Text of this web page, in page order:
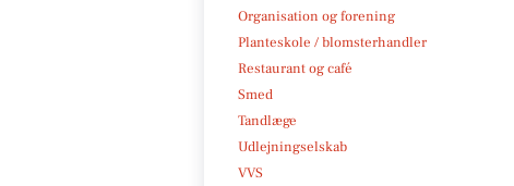
Organisation og forening
Planteskole / blomsterhandler
Restaurant og café
Smed
Tandlæge
Udlejningselskab
VVS